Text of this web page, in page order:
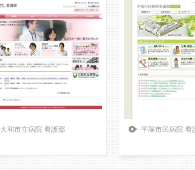
大和市立病院 看護部 平塚市民病院 看